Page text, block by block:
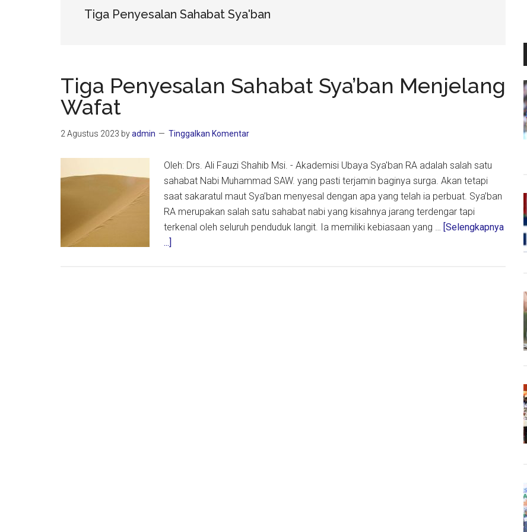
Tiga Penyesalan Sahabat Sya'ban
Tiga Penyesalan Sahabat Sya’ban Menjelang
Wafat
2 Agustus 2023 byadmin Tinggalkan Komentar
Oleh: Drs. Ali Fauzi Shahib Msi. - Akademisi Ubaya Sya'ban RA adalah salah satu
sahabat Nabi Muhammad SAW. yang pasti terjamin baginya surga. Akan tetapi
saat sakaratul maut Sya’ban menyesal dengan apa yang telah ia perbuat. Sya’ban
RA merupakan salah satu sahabat nabi yang kisahnya jarang terdengar tapi
terkenal oleh seluruh penduduk langit. Ia memiliki kebiasaan yang … [Selengkapnya
...]